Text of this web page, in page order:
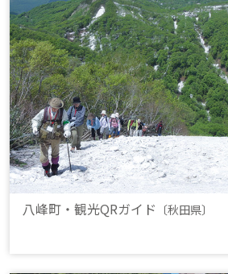
八峰町・観光QRガイド 〔秋田県〕